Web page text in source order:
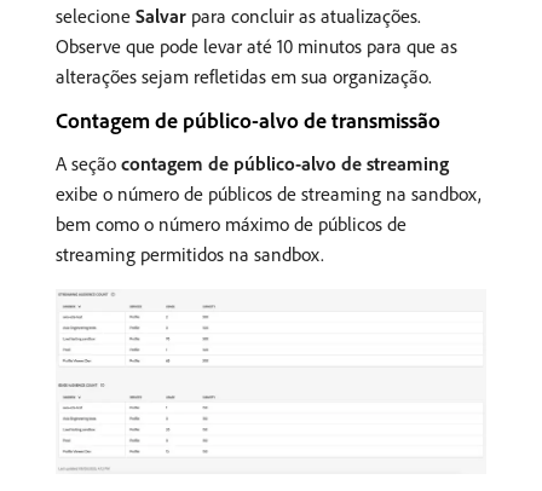
selecione Salvar para concluir as atualizações.
Observe que pode levar até 10 minutos para que as
alterações sejam refletidas em sua organização.
Contagem de público-alvo de transmissão
A seção contagem de público-alvo de streaming
exibe o número de públicos de streaming na sandbox,
bem como o número máximo de públicos de
streaming permitidos na sandbox.